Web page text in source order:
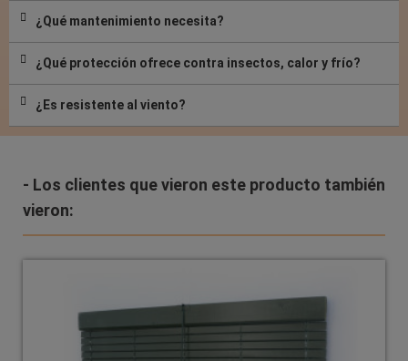
¿Qué mantenimiento necesita?
¿Qué protección ofrece contra insectos, calor y frío?
¿Es resistente al viento?
- Los clientes que vieron este producto también
vieron: